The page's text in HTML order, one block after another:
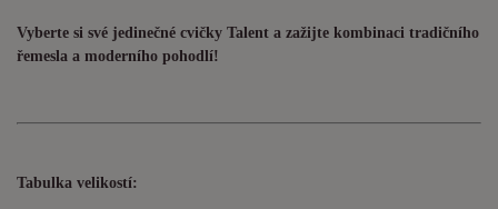
Vyberte si své jedinečné cvičky Talent a zažijte kombinaci tradičního
řemesla a moderního pohodlí!
Tabulka velikostí: